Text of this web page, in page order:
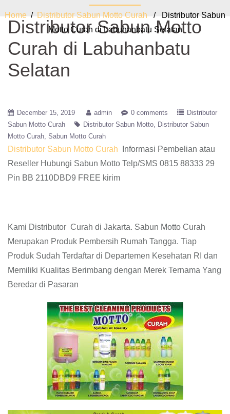
Home / Distributor Sabun Motto Curah / Distributor Sabun
Motto Curah di Labuhanbatu Selatan
Distributor Sabun Motto
Curah di Labuhanbatu
Selatan
December 15, 2019 admin 0 comments
Distributor
Sabun Motto Curah
Distributor Sabun Motto
Distributor Sabun
Motto Curah Sabun Motto Curah
Distributor Sabun Motto Curah
Informasi Pembelian atau
Reseller Hubungi Sabun Motto Telp/SMS 0815 88333 29
Pin BB 2110DBD9 FREE kirim
Kami Distributor Curah di Jakarta. Sabun Motto Curah
Merupakan Produk Pembersih Rumah Tangga. Tiap
Produk Sudah Terdaftar di Departemen Kesehatan RI dan
Memiliki Kualitas Berimbang dengan Merek Ternama Yang
Beredar di Pasaran